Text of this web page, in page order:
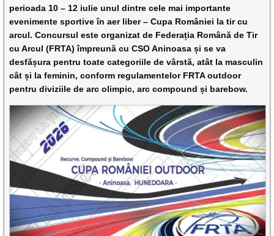
perioada 10 – 12 iulie unul dintre cele mai importante
evenimente sportive în aer liber – Cupa României la tir cu
arcul. Concursul este organizat de Federația Română de Tir
cu Arcul (FRTA) împreună cu CSO Aninoasa și se va
desfășura pentru toate categoriile de vârstă, atât la masculin
cât și la feminin, conform regulamentelor FRTA outdoor
pentru diviziile de arc olimpic, arc compound și barebow.